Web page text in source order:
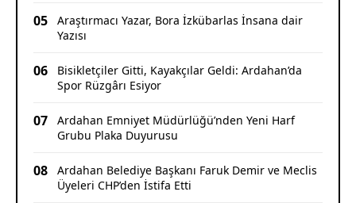
05
Araştırmacı Yazar, Bora İzkübarlas İnsana dair
Yazısı
06
Bisikletçiler Gitti, Kayakçılar Geldi: Ardahan’da
Spor Rüzgârı Esiyor
07
Ardahan Emniyet Müdürlüğü’nden Yeni Harf
Grubu Plaka Duyurusu
08
Ardahan Belediye Başkanı Faruk Demir ve Meclis
Üyeleri CHP’den İstifa Etti